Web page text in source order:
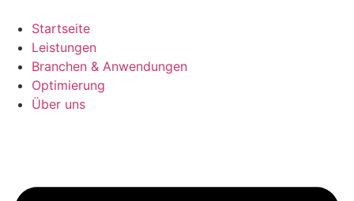
Startseite
Leistungen
Branchen & Anwendungen
Optimierung
Über uns